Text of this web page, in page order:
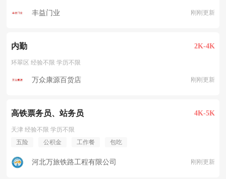
丰益门业 刚刚更新
内勤 2K-4K
环翠区 经验不限 学历不限
万众康源百货店 刚刚更新
高铁票务员、站务员 4K-5K
天津 经验不限 学历不限
五险
公积金 工作餐 包吃
河北万旅铁路工程有限公司 刚刚更新